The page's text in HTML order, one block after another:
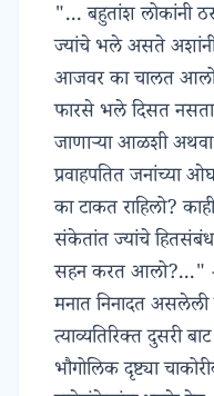
"... बहुतांश लोकांनी
ज्यांचे भले असते
आजवर का चालत
फारसे भले दिसत
जाणाऱ्या आळशी
प्रवाहपतित जनांच्या
का टाकत राहिलो?
संकेतांत ज्यांचे
सहन करत आलो?..."
मनात निनादत
त्याव्यतिरिक्त दुसरी
भौगोलिक दृष्ट्या